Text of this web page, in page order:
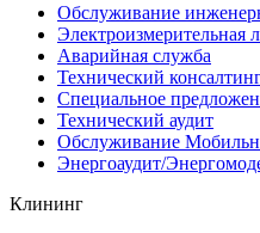
Обслуживание
Электроизмерительная
Аварийная служба
Технический
Специальное
Технический аудит
Обслуживание
Энергоаудит/
Клининг